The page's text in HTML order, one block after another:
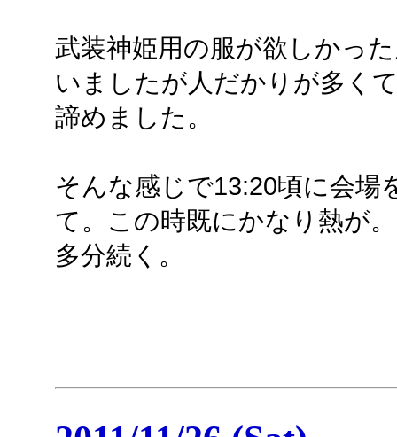
武装神姫用の服が欲しかっ
いましたが人だかりが多く
諦めました。
そんな感じで13:20頃に会場
て。この時既にかなり熱が。
多分続く。